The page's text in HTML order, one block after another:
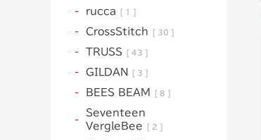
rucca 1
CrossStitch 30
TRUSS 43
GILDAN 3
BEES BEAM 8
Seventeen
VergleBee
2